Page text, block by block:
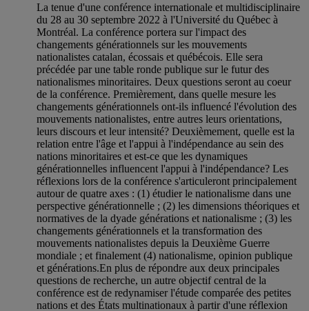
La tenue d'une conférence internationale et multidisciplinaire
du 28 au 30 septembre 2022 à l'Université du Québec à
Montréal. La conférence portera sur l'impact des
changements générationnels sur les mouvements
nationalistes catalan, écossais et québécois. Elle sera
précédée par une table ronde publique sur le futur des
nationalismes minoritaires. Deux questions seront au coeur
de la conférence. Premièrement, dans quelle mesure les
changements générationnels ont-ils influencé l'évolution des
mouvements nationalistes, entre autres leurs orientations,
leurs discours et leur intensité? Deuxièmement, quelle est la
relation entre l'âge et l'appui à l'indépendance au sein des
nations minoritaires et est-ce que les dynamiques
générationnelles influencent l'appui à l'indépendance? Les
réflexions lors de la conférence s'articuleront principalement
autour de quatre axes : (1) étudier le nationalisme dans une
perspective générationnelle ; (2) les dimensions théoriques et
normatives de la dyade générations et nationalisme ; (3) les
changements générationnels et la transformation des
mouvements nationalistes depuis la Deuxième Guerre
mondiale ; et finalement (4) nationalisme, opinion publique
et générations.En plus de répondre aux deux principales
questions de recherche, un autre objectif central de la
conférence est de redynamiser l'étude comparée des petites
nations et des États multinationaux à partir d'une réflexion